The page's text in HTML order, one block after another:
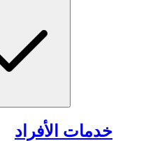
خدمات الأفراد